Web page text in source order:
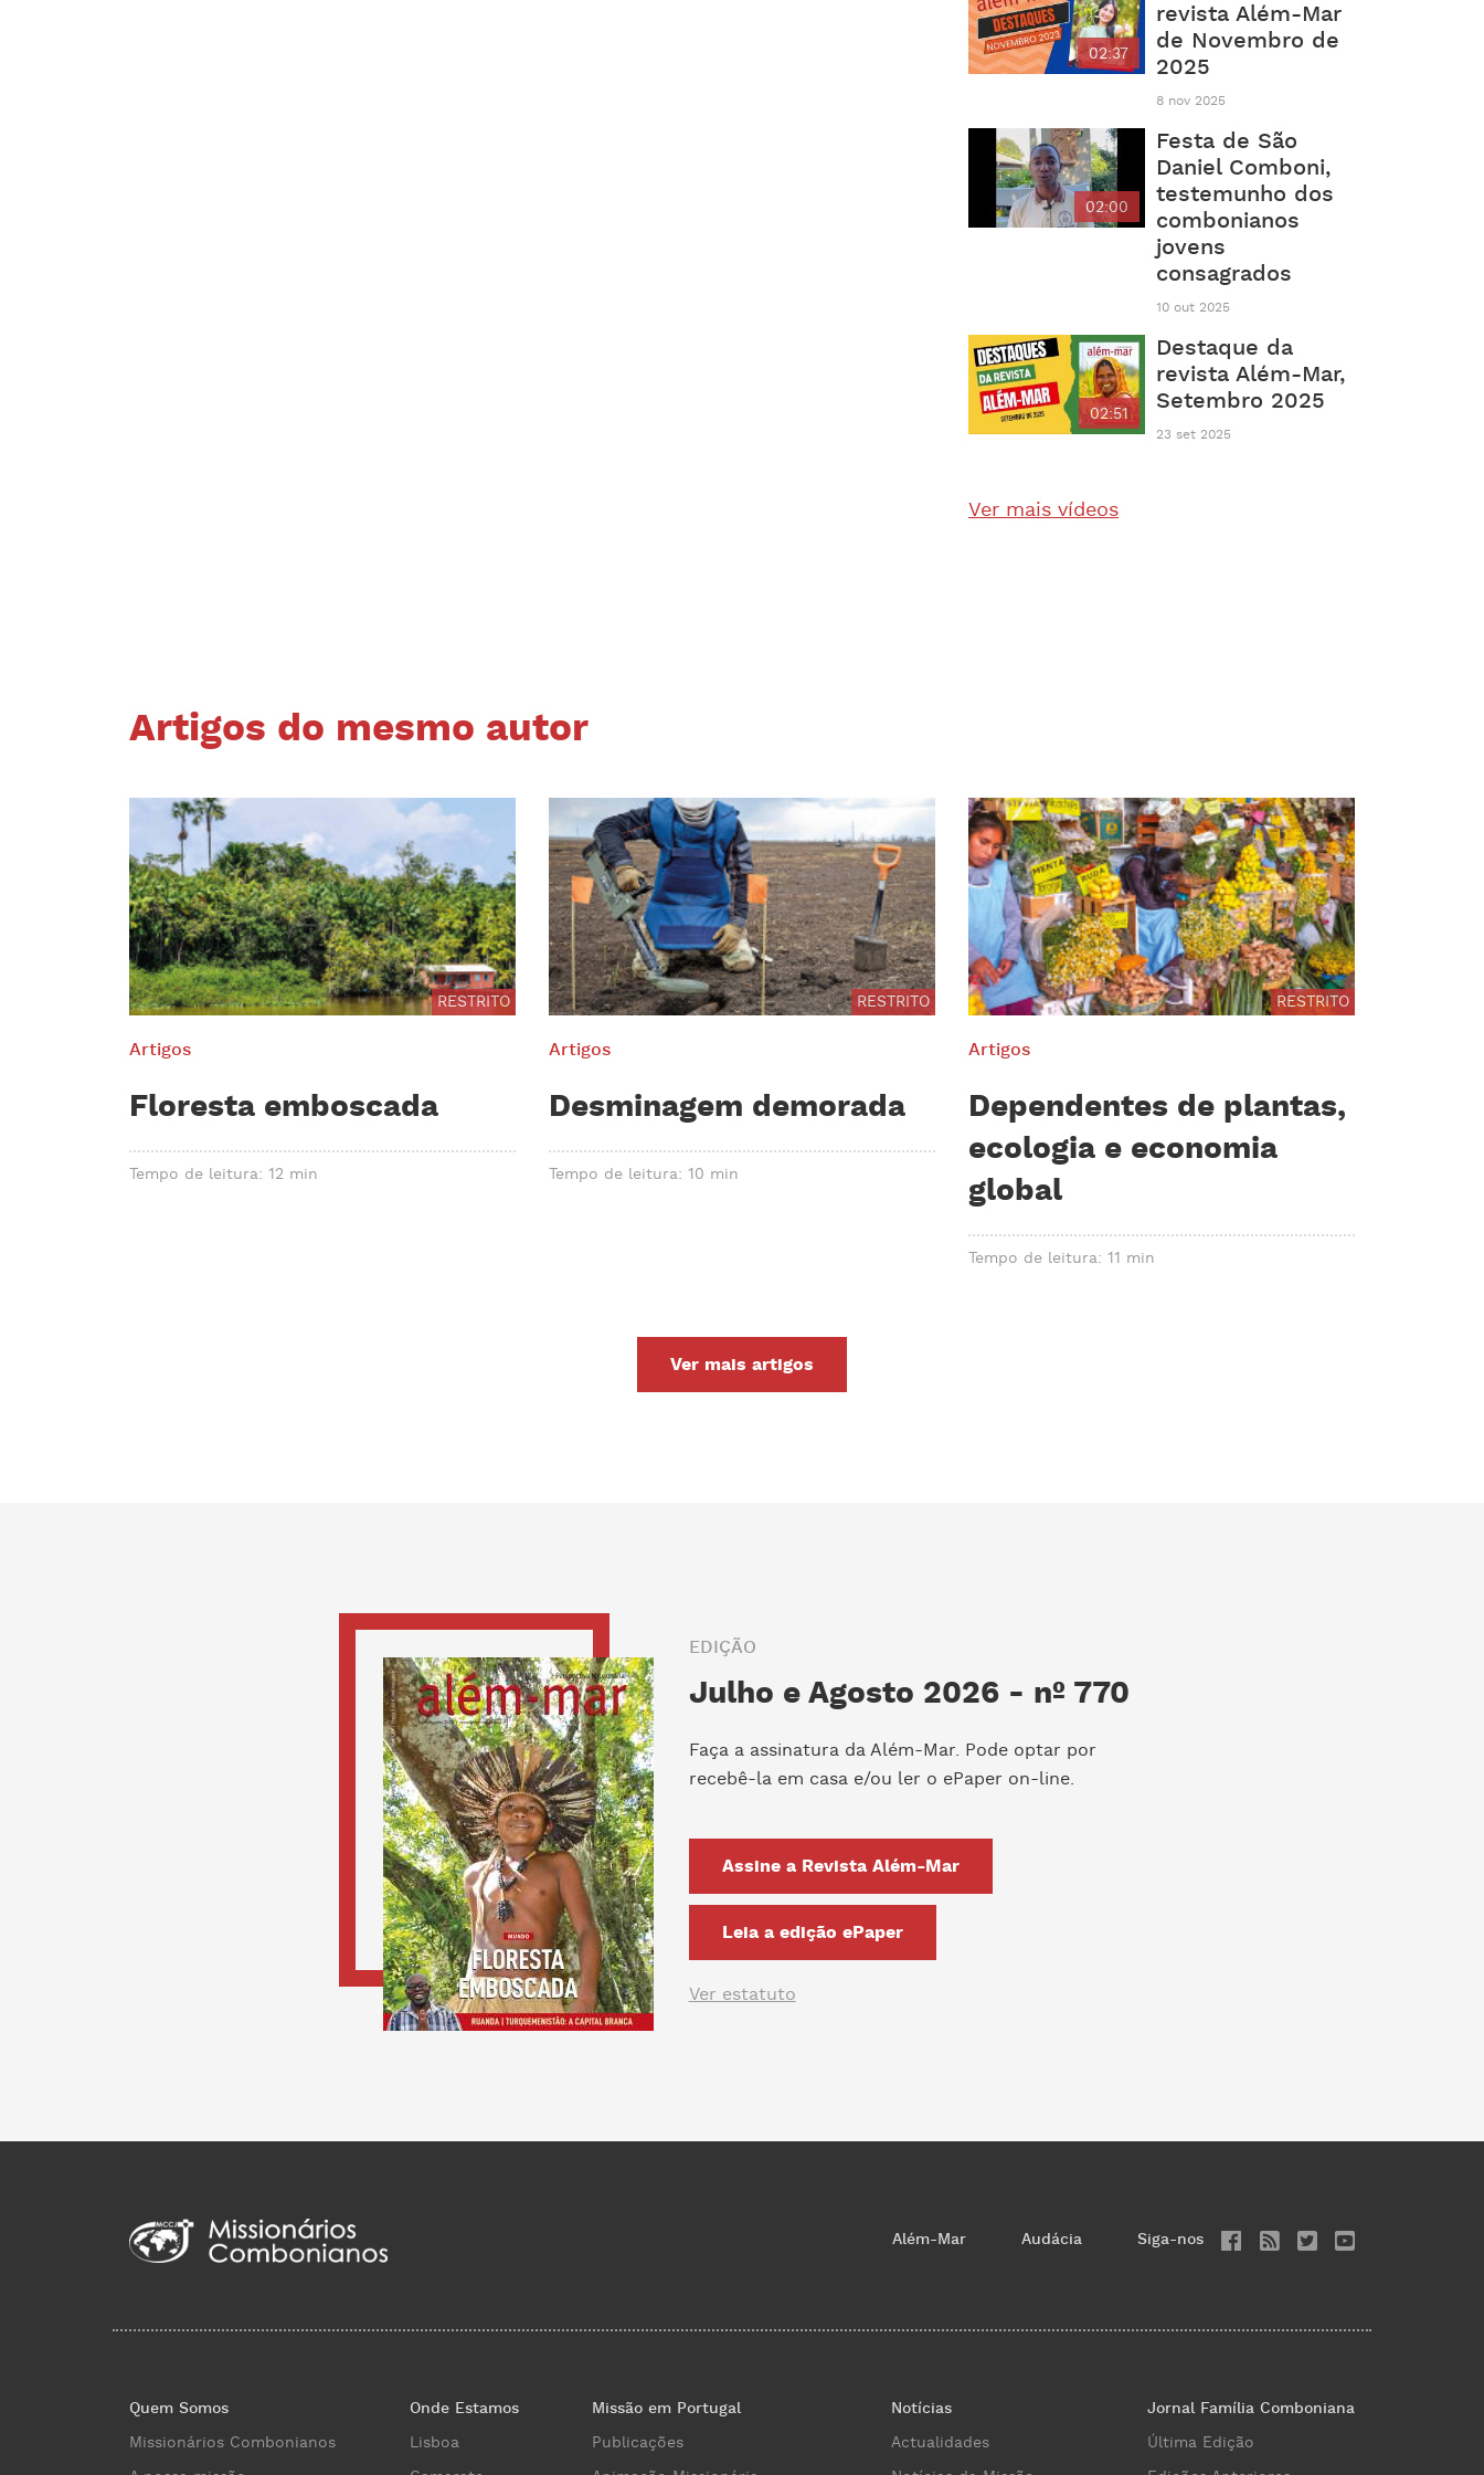
02:37
revista Além-Mar
de Novembro de
2025
8 nov 2025
02:00
Festa de São
Daniel Comboni,
testemunho dos
combonianos
jovens
consagrados
10 out 2025
02:51
Destaque da
revista Além-Mar,
Setembro 2025
23 set 2025
Ver mais vídeos
Artigos do mesmo autor
RESTRITO
Artigos
Floresta emboscada
Tempo de leitura: 12 min
RESTRITO
Artigos
Desminagem demorada
Tempo de leitura: 10 min
RESTRITO
Artigos
Dependentes de plantas,
ecologia e economia
global
Tempo de leitura: 11 min
Ver mais artigos
EDIÇÃO
Julho e Agosto 2026 - nº 770
Faça a assinatura da Além-Mar. Pode optar por
recebê-la em casa e/ou ler o ePaper on-line.
Assine a Revista Além-Mar
Leia a edição ePaper
Ver estatuto
Além-Mar Audácia Siga-nos
Quem Somos
Missionários Combonianos
Onde Estamos
Lisboa
Missão em Portugal
Publicações
Notícias
Actualidades
Jornal Família Comboniana
Última Edição